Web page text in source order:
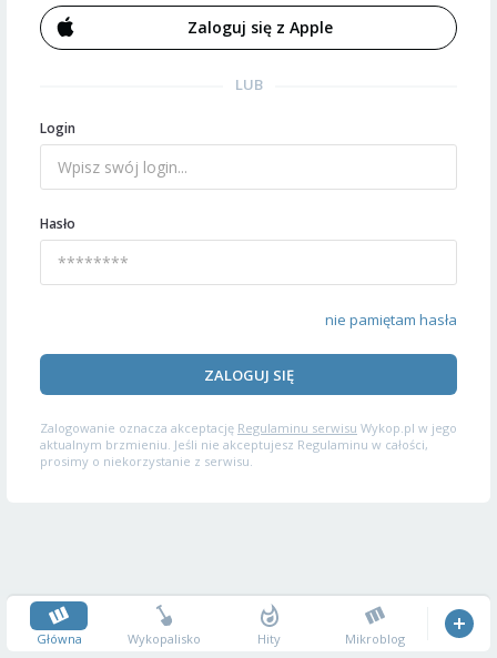
Zaloguj się z Apple
LUB
Login
Hasło
nie pamiętam hasła
ZALOGUJ SIĘ
Zalogowanie oznacza akceptację Regulaminu serwisu Wykop.pl w jego
aktualnym brzmieniu. Jeśli nie akceptujesz Regulaminu w całości,
prosimy o niekorzystanie z serwisu.
Główna Wykopalisko Hity Mikroblog